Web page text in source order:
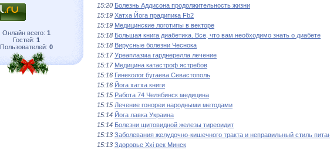
Онлайн всего: 1
Гостей: 1
Пользователей: 0
15:20 Болезнь Аддисона продолжительность жизни
15:19 Хатха Йога прадипика Fb2
15:19 Медицинские логотипы в векторе
15:18 Большая книга диабетика. Все, что вам необходимо знать о диабете
15:18 Вирусные болезни Чеснока
15:17 Уреаплазма гарднерелла лечение
15:17 Медицина катастроф ястребов
15:16 Гинеколог бугаева Севастополь
15:16 Йога хатха книги
15:15 Работа 74 Челябинск медицина
15:15 Лечение гонореи народными методами
15:14 Йога лавка Украина
15:14 Болезни щитовидной железы тиреоидит
15:13 Заболевания желудочно-кишечного тракта и неправильный стиль
15:13 Здоровье Xxi век Минск